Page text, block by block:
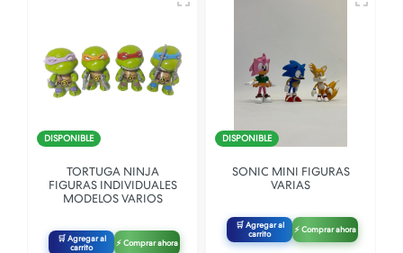
DISPONIBLE
TORTUGA NINJA
FIGURAS INDIVIDUALES
MODELOS VARIOS
🛒 Agregar al
carrito
⚡ Comprar ahora
DISPONIBLE
SONIC MINI FIGURAS
VARIAS
🛒 Agregar al
carrito
⚡ Comprar ahora